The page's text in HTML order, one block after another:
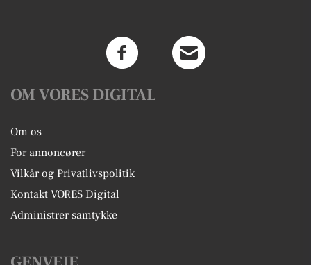
OM VORES DIGITAL
Om os
For annoncører
Vilkår og Privatlivspolitik
Kontakt VORES Digital
Administrer samtykke